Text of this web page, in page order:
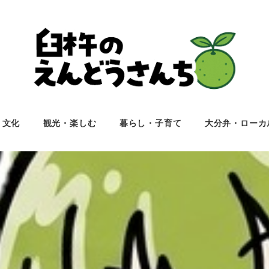
化 観光・楽しむ 暮らし・子育て 大分弁・ロー